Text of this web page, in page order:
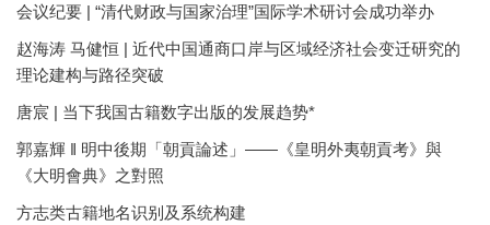
会议纪要 | “清代财政与国家治理”国际学术研讨会成功举办
赵海涛 马健恒 | 近代中国通商口岸与区域经济社会变迁研究的
理论建构与路径突破
唐宸 | 当下我国古籍数字出版的发展趋势*
郭嘉輝 ‖ 明中後期「朝貢論述」——《皇明外夷朝貢考》與
《大明會典》之對照
方志类古籍地名识别及系统构建